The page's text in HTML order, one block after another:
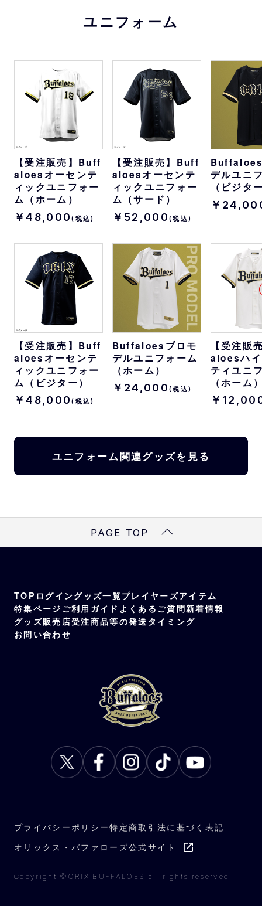
ユニフォーム
【受注販売】Buff
aloesオーセンテ
ィックユニフォー
ム（ホーム）
￥48,000(税込)
【受注販売】Buff
aloesオーセンテ
ィックユニフォー
ム（ビジター）
￥48,000(税込)
【受注販売】Buff
aloesオーセンテ
ィックユニフォー
ム（サード）
￥52,000(税込)
Buffaloesプロモ
デルユニフォーム
（ホーム）
￥24,000(税込)
デルユニ
（ビジタ
￥
【受注販
aloesハ
ティユニ
（ホーム
￥
ユニフォーム関連グッズを見る
PAGE TOP
TOP ログイングッズ一覧プレイヤーズアイテム
特集ページ ご利用ガイド よくあるご質問新着情報
グッズ販売店受注商品等の発送タイミング
お問い合わせ
プライバシーポリシー特定商取引法に基づく表記
オリックス・バファローズ公式サイト
Copyright ©ORIX BUFFALOES all rights reserved